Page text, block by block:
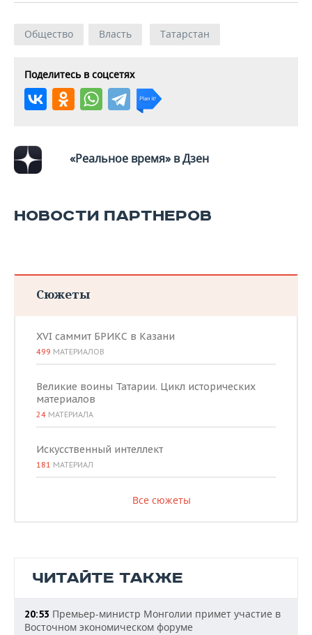
Общество Власть Татарстан
Поделитесь в соцсетях
«Реальное время» в Дзен
НОВОСТИ ПАРТНЕРОВ
Сюжеты
XVI саммит БРИКС в Казани
499 МАТЕРИАЛОВ
Великие воины Татарии. Цикл исторических
материалов
24 МАТЕРИАЛА
Искусственный интеллект
181 МАТЕРИАЛ
Все сюжеты
ЧИТАЙТЕ ТАКЖЕ
20:53 Премьер-министр Монголии примет участие в
Восточном экономическом форуме